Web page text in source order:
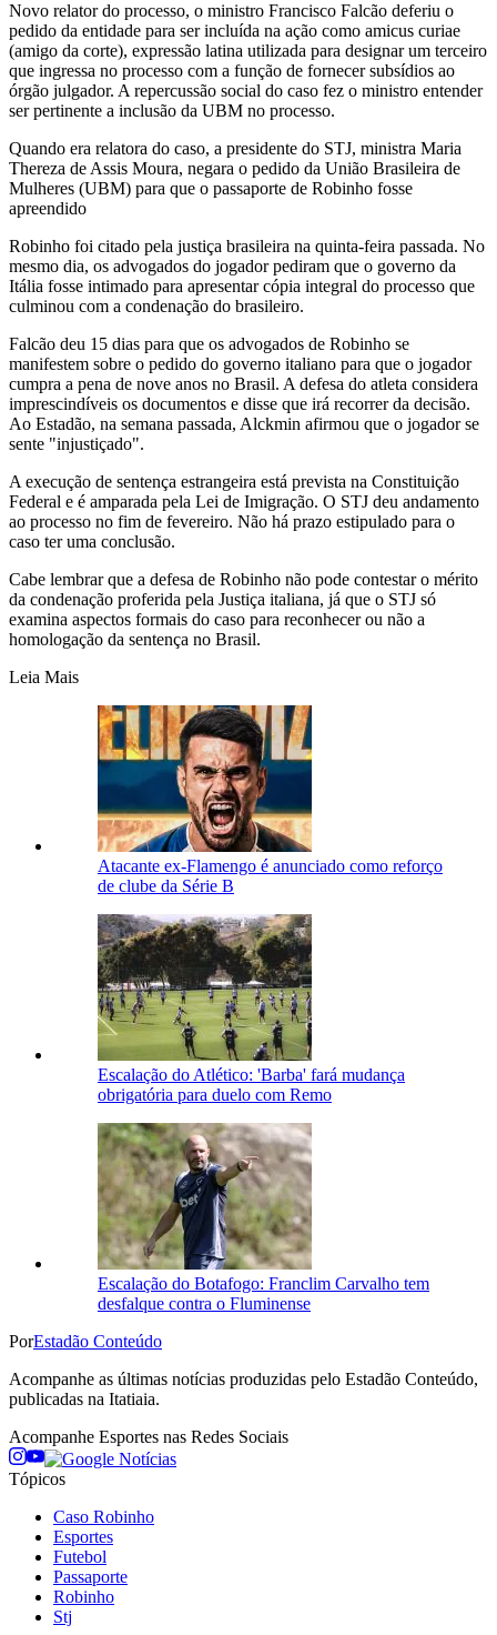
Novo relator do processo, o ministro Francisco Falcão deferiu o
pedido da entidade para ser incluída na ação como amicus curiae
(amigo da corte), expressão latina utilizada para designar um terceiro
que ingressa no processo com a função de fornecer subsídios ao
órgão julgador. A repercussão social do caso fez o ministro entender
ser pertinente a inclusão da UBM no processo.
Quando era relatora do caso, a presidente do STJ, ministra Maria
Thereza de Assis Moura, negara o pedido da União Brasileira de
Mulheres (UBM) para que o passaporte de Robinho fosse
apreendido
Robinho foi citado pela justiça brasileira na quinta-feira passada. No
mesmo dia, os advogados do jogador pediram que o governo da
Itália fosse intimado para apresentar cópia integral do processo que
culminou com a condenação do brasileiro.
Falcão deu 15 dias para que os advogados de Robinho se
manifestem sobre o pedido do governo italiano para que o jogador
cumpra a pena de nove anos no Brasil. A defesa do atleta considera
imprescindíveis os documentos e disse que irá recorrer da decisão.
Ao Estadão, na semana passada, Alckmin afirmou que o jogador se
sente "injustiçado".
A execução de sentença estrangeira está prevista na Constituição
Federal e é amparada pela Lei de Imigração. O STJ deu andamento
ao processo no fim de fevereiro. Não há prazo estipulado para o
caso ter uma conclusão.
Cabe lembrar que a defesa de Robinho não pode contestar o mérito
da condenação proferida pela Justiça italiana, já que o STJ só
examina aspectos formais do caso para reconhecer ou não a
homologação da sentença no Brasil.
Leia Mais
Atacante ex-Flamengo é anunciado como reforço
de clube da Série B
Escalação do Atlético: 'Barba' fará mudança
obrigatória para duelo com Remo
Escalação do Botafogo: Franclim Carvalho tem
desfalque contra o Fluminense
PorEstadão Conteúdo
Acompanhe as últimas notícias produzidas pelo Estadão Conteúdo,
publicadas na Itatiaia.
Acompanhe Esportes nas Redes Sociais
Tópicos
Caso Robinho
Esportes
Futebol
Passaporte
Robinho
Stj